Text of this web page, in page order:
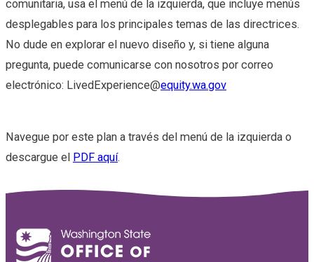
comunitaria, usa el menú de la izquierda, que incluye menús
desplegables para los principales temas de las directrices.
No dude en explorar el nuevo diseño y, si tiene alguna
pregunta, puede comunicarse con nosotros por correo
electrónico: LivedExperience@equity.wa.gov
Navegue por este plan a través del menú de la izquierda o
descargue el PDF aquí.